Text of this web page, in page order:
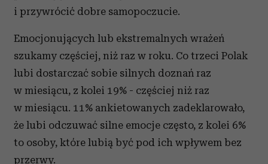
i przywrócić dobre samopoczucie.
Emocjonujących lub ekstremalnych wrażeń
szukamy częściej, niż raz w roku. Co trzeci Polak
lubi dostarczać sobie silnych doznań raz
w miesiącu, z kolei 19% - częściej niż raz
w miesiącu. 11% ankietowanych zadeklarowało,
że lubi odczuwać silne emocje często, z kolei 6%
to osoby, które lubią być pod ich wpływem bez
przerwy.